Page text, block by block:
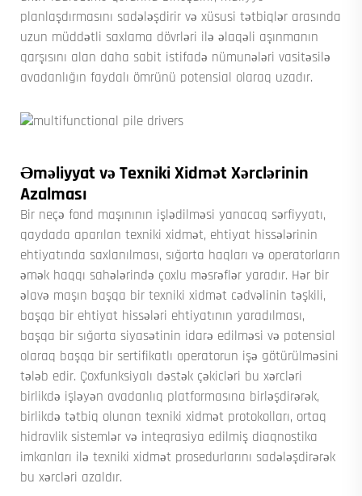
planlaşdırmasını sadələşdirir və xüsusi tətbiqlər arasında
uzun müddətli saxlama dövrləri ilə əlaqəli aşınmanın
qarşısını alan daha sabit istifadə nümunələri vasitəsilə
avadanlığın faydalı ömrünü potensial olaraq uzadır.
Əməliyyat və Texniki Xidmət Xərclərinin
Azalması
Bir neçə fond maşınının işlədilməsi yanacaq sərfiyyatı,
qaydada aparılan texniki xidmət, ehtiyat hissələrinin
ehtiyatında saxlanılması, sığorta haqları və operatorların
əmək haqqı sahələrində çoxlu məsrəflər yaradır. Hər bir
əlavə maşın başqa bir texniki xidmət cədvəlinin təşkili,
başqa bir ehtiyat hissələri ehtiyatının yaradılması,
başqa bir sığorta siyasətinin idarə edilməsi və potensial
olaraq başqa bir sertifikatlı operatorun işə götürülməsini
tələb edir. Çoxfunksiyalı dəstək çəkicləri bu xərcləri
birlikdə işləyən avadanlıq platformasına birləşdirərək,
birlikdə tətbiq olunan texniki xidmət protokolları, ortaq
hidravlik sistemlər və inteqrasiya edilmiş diaqnostika
imkanları ilə texniki xidmət prosedurlarını sadələşdirərək
bu xərcləri azaldır.